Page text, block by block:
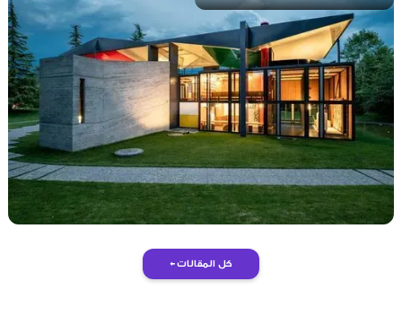
كل المقالات ←